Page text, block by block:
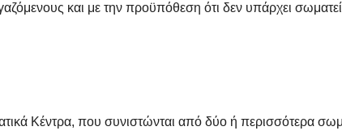
και με την προϋπόθεση ότι δεν υπάρχει
Κέντρα, που συνιστώνται από δύο ή περισσότερα